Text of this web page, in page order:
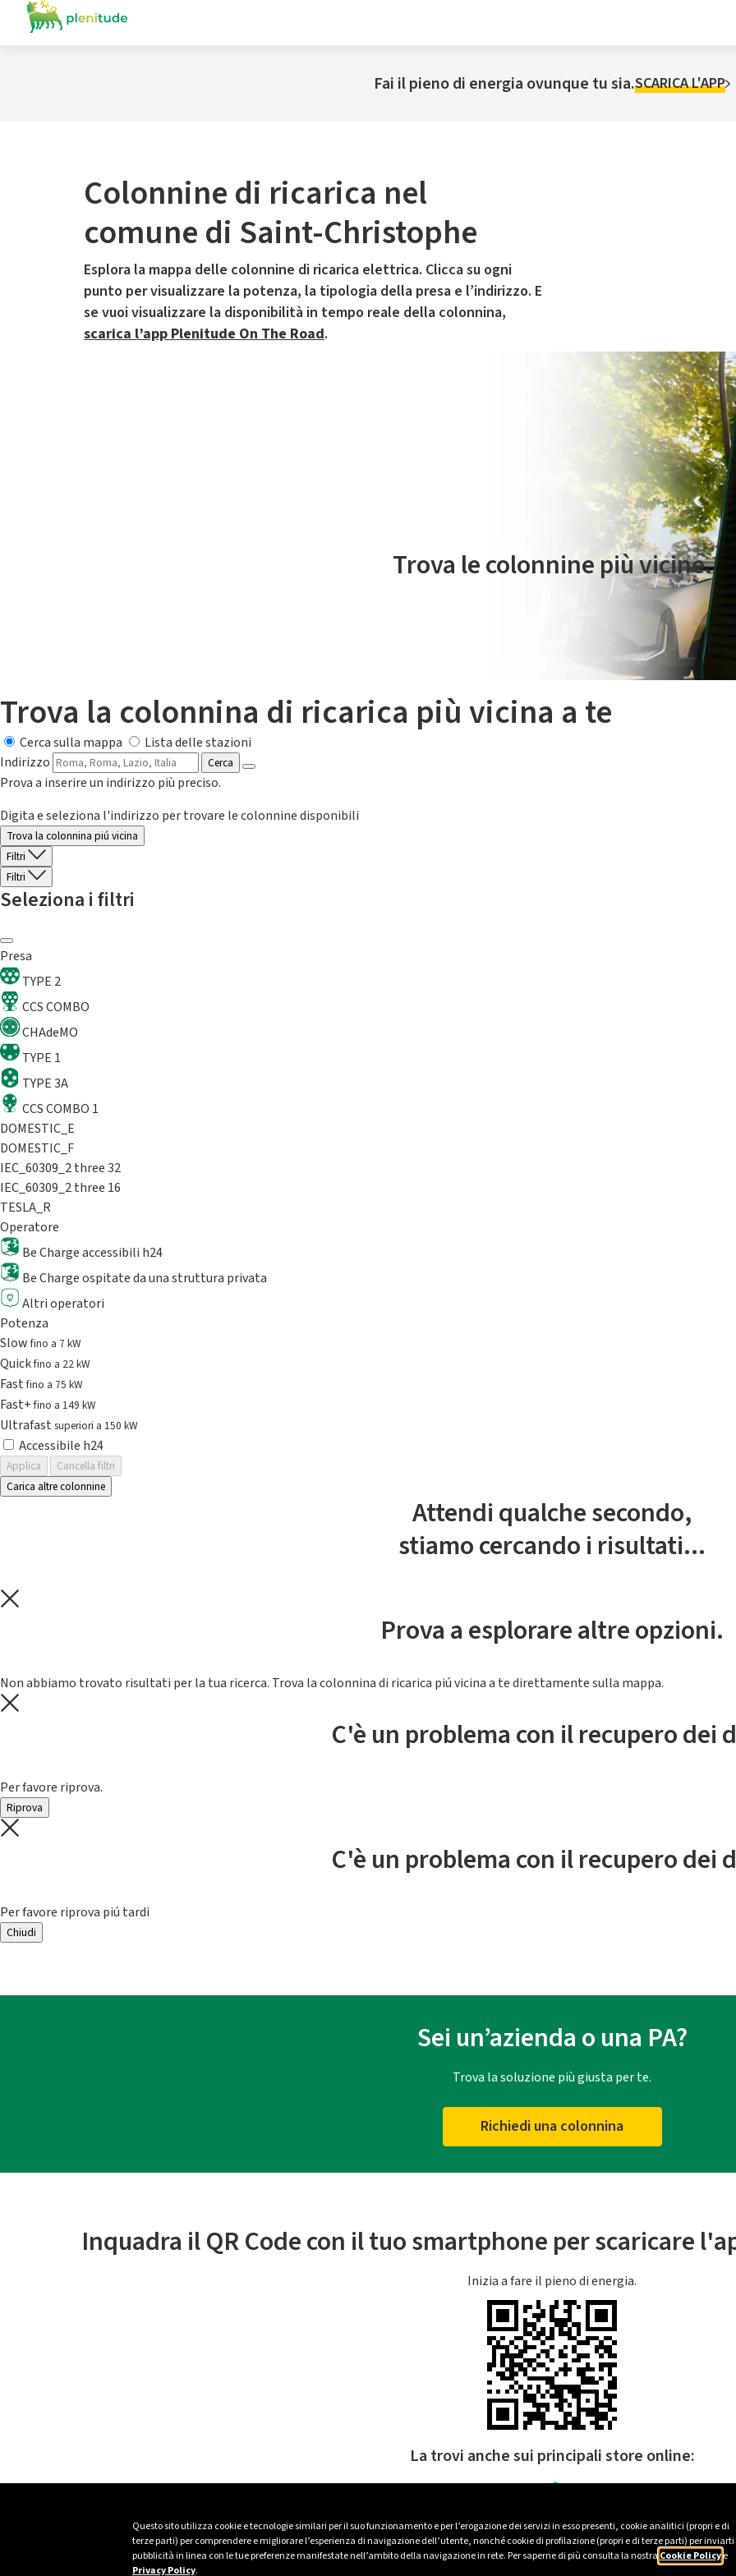
Questo sito utilizza cookie e tecnologie similari per il suo funzionamento e per l’erogazione dei servizi in esso presenti, cookie analitici (propri e di
terze parti) per comprendere e migliorare l’esperienza di navigazione dell’utente, nonché cookie di profilazione (propri e di terze parti) per inviarti
pubblicità in linea con le tue preferenze manifestate nell’ambito della navigazione in rete. Per saperne di più consulta la nostra Cookie Policye
Privacy Policy.
Fai il pieno di energia ovunque tu sia.SCARICA L'APP
Colonnine di ricarica nel
comune di Saint-Christophe
Esplora la mappa delle colonnine di ricarica elettrica. Clicca su ogni
punto per visualizzare la potenza, la tipologia della presa e l’indirizzo. E
se vuoi visualizzare la disponibilità in tempo reale della colonnina,
scarica l’app Plenitude On The Road.
Il servizio di mobilità elettrica è gestito da Plenitude On The Road
Trova le colonnine più vicine.
Trova la colonnina di ricarica più vicina a te
Cerca sulla mappa
Lista delle stazioni
Indirizzo
Cerca
Prova a inserire un indirizzo più preciso.
Digita e seleziona l'indirizzo per trovare le colonnine disponibili
Trova la colonnina piú vicina
Filtri
Filtri
Seleziona i filtri
Presa
TYPE 2
CCS COMBO
CHAdeMO
TYPE 1
TYPE 3A
CCS COMBO 1
DOMESTIC_E
DOMESTIC_F
IEC_60309_2 three 32
IEC_60309_2 three 16
TESLA_R
Operatore
Be Charge accessibili h24
Be Charge ospitate da una struttura privata
Altri operatori
Potenza
Slowfino a 7 kW
Quickfino a 22 kW
Fastfino a 75 kW
Fast+fino a 149 kW
Ultrafast superiori a 150 kW
Accessibile h24
Applica
Cancella filtri
Carica altre colonnine
Attendi qualche secondo,
stiamo cercando i risultati...
Prova a esplorare altre opzioni.
Non abbiamo trovato risultati per la tua ricerca. Trova la colonnina di ricarica piú vicina a te direttamente sulla mappa.
C'è un problema con il recupero dei
Per favore riprova.
Riprova
C'è un problema con il recupero dei
Per favore riprova piú tardi
Chiudi
Sei un’azienda o una PA?
Trova la soluzione più giusta per te.
Richiedi una colonnina
Inquadra il QR Code con il tuo smartphone per scaricare
Inizia a fare il pieno di energia.
La trovi anche sui principali store online: